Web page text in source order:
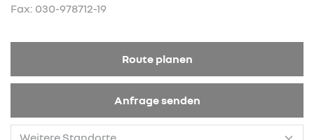
Fax: 030-978712-19
Route planen
Anfrage senden